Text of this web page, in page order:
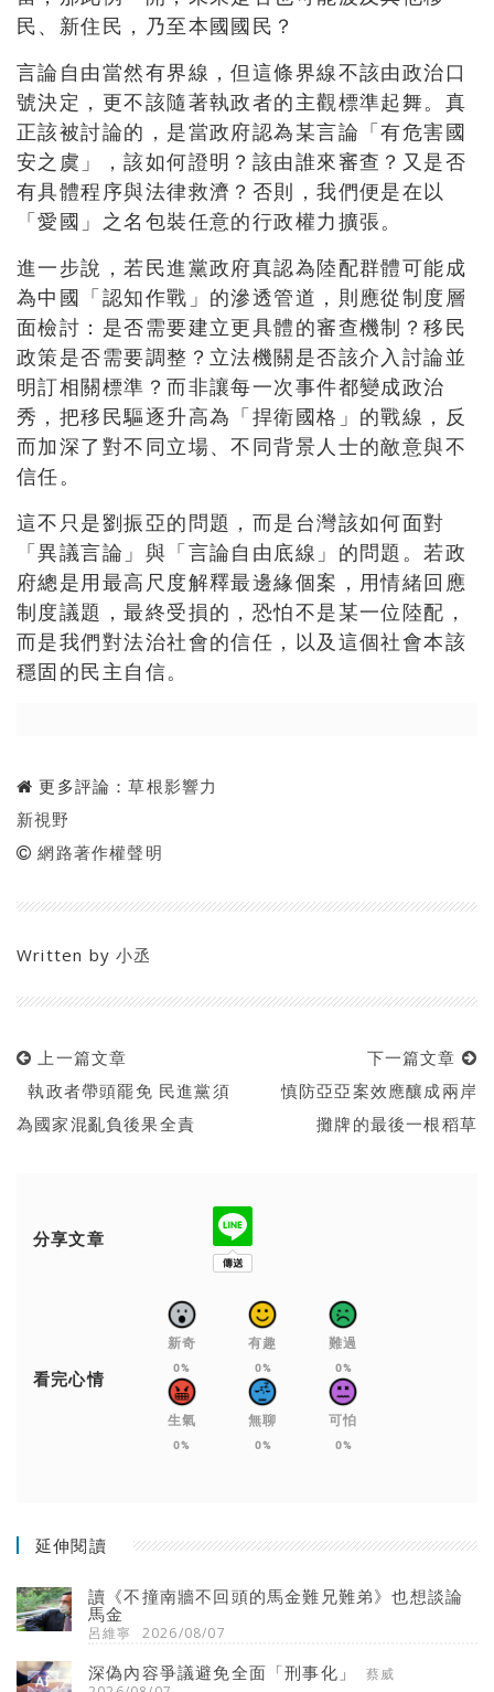
民、新住民，乃至本國國民？
言論自由當然有界線，但這條界線不該由政治口
號決定，更不該隨著執政者的主觀標準起舞。真
正該被討論的，是當政府認為某言論「有危害國
安之虞」，該如何證明？該由誰來審查？又是否
有具體程序與法律救濟？否則，我們便是在以
「愛國」之名包裝任意的行政權力擴張。
進一步說，若民進黨政府真認為陸配群體可能成
為中國「認知作戰」的滲透管道，則應從制度層
面檢討：是否需要建立更具體的審查機制？移民
政策是否需要調整？立法機關是否該介入討論並
明訂相關標準？而非讓每一次事件都變成政治
秀，把移民驅逐升高為「捍衛國格」的戰線，反
而加深了對不同立場、不同背景人士的敵意與不
信任。
這不只是劉振亞的問題，而是台灣該如何面對
「異議言論」與「言論自由底線」的問題。若政
府總是用最高尺度解釋最邊緣個案，用情緒回應
制度議題，最終受損的，恐怕不是某一位陸配，
而是我們對法治社會的信任，以及這個社會本該
穩固的民主自信。
更多評論：草根影響力
新視野
網路著作權聲明
Written by小丞
上一篇文章
執政者帶頭罷免 民進黨須
為國家混亂負後果全責
下一篇文章
慎防亞亞案效應釀成兩岸
攤牌的最後一根稻草
分享文章
看完心情
新奇
0%
有趣
0%
難過
0%
生氣
0%
無聊
0%
可怕
0%
延伸閱讀
讀《不撞南牆不回頭的馬金難兄難弟》也想談論
馬金
呂維寧 2026/08/07
深偽內容爭議避免全面「刑事化」
蔡威